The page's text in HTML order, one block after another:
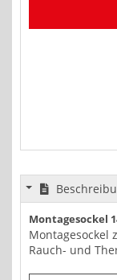
Montagesockel
Montagesockel
Rauch- und